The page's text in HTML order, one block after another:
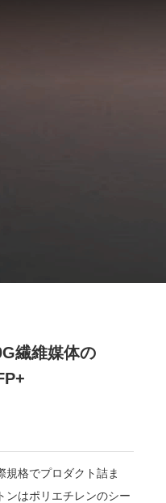
繊維媒体の
規格でプロダクト詰ま
ンはポリエチレンのシー